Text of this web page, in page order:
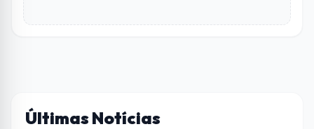
Últimas Notícias